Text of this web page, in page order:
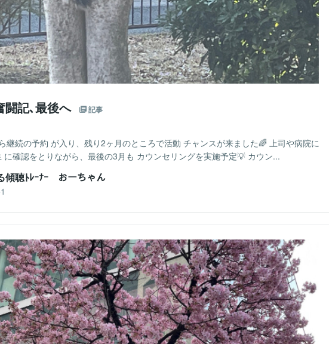
闘記､最後へ 記事
継続の予約 が入り、残り2ヶ月のところで活動 チャンスが来ました🌈 上司や病院に
に確認をとりながら、最後の3月も カウンセリングを実施予定💡 カウン...
傾聴ﾄﾚｰﾅｰ おーちゃん